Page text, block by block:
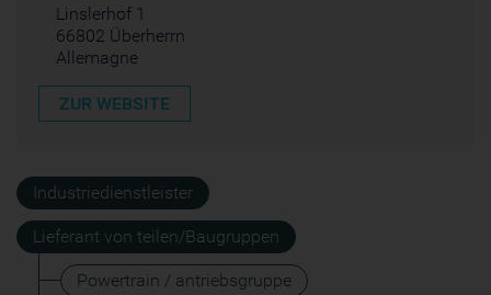
Linslerhof 1
66802 Überherrn
Allemagne
ZUR WEBSITE
Industriedienstleister
Lieferant von teilen/Baugruppen
Powertrain / antriebsgruppe